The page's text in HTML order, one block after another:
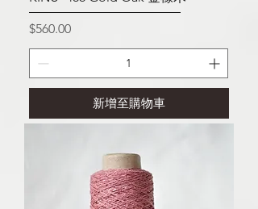
價格
$560.00
新增至購物車